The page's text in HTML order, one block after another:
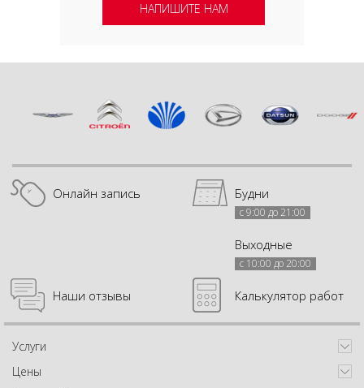
НАПИШИТЕ НАМ
Онлайн запись Будни
с 9:00 до 21:00
Выходные
с 10:00 до 20:00
Наши отзывы Калькулятор работ
Услуги
Цены